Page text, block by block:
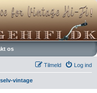
os
Log ind
Tilmeld
vintage